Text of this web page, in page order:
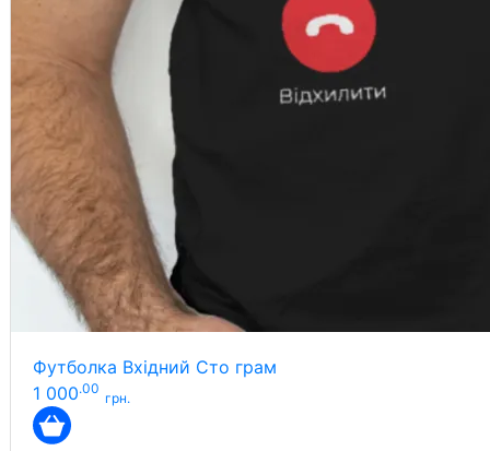
Футболка Вхідний Сто грам
1 000.00
грн.